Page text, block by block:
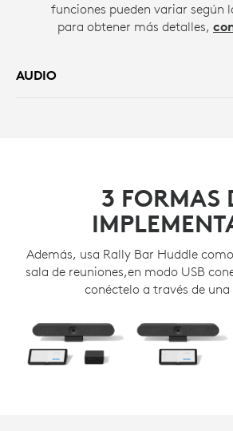
funciones pueden variar según
para obtener más detalles,
AUDIO
3 FORMAS
Además, usa Rally Bar Huddle
sala de reuniones,en modo USB
conéctelo a través de